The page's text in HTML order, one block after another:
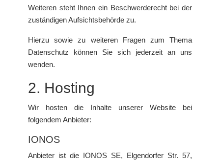
Weiteren steht Ihnen ein Beschwerderecht bei der
zuständigen Aufsichtsbehörde zu.
Hierzu sowie zu weiteren Fragen zum Thema
Datenschutz können Sie sich jederzeit an uns
wenden.
2. Hosting
Wir hosten die Inhalte unserer Website bei
folgendem Anbieter:
IONOS
Anbieter ist die IONOS SE, Elgendorfer Str. 57,